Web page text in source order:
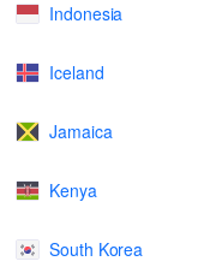
Indonesia
Iceland
Jamaica
Kenya
South Korea